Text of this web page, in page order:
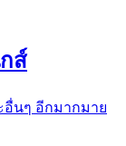
ส์
อื่นๆ อีกมากมาย